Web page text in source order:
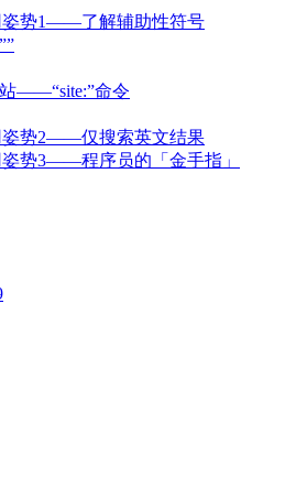
姿势1——了解辅助性符号
——“site:”命令
姿势2——仅搜索英文结果
姿势3——程序员的「金手指」